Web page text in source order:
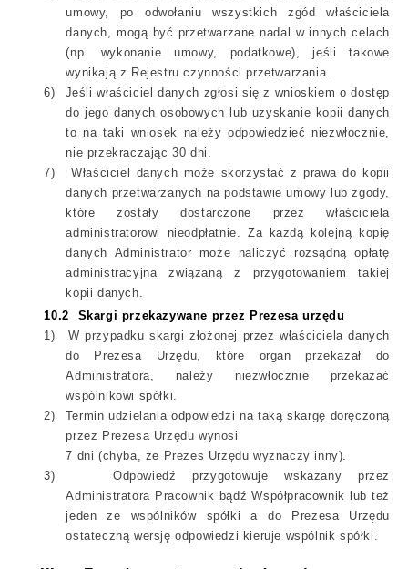
umowy, po odwołaniu wszystkich zgód właściciela
danych, mogą być przetwarzane nadal w innych celach
(np. wykonanie umowy, podatkowe), jeśli takowe
wynikają z Rejestru czynności przetwarzania.
6)
Jeśli właściciel danych zgłosi się z wnioskiem o dostęp
do jego danych osobowych lub uzyskanie kopii danych
to na taki wniosek należy odpowiedzieć niezwłocznie,
nie przekraczając 30 dni.
7)
Właściciel danych może skorzystać z prawa do kopii
danych przetwarzanych na podstawie umowy lub zgody,
które zostały dostarczone przez właściciela
administratorowi nieodpłatnie. Za każdą kolejną kopię
danych Administrator może naliczyć rozsądną opłatę
administracyjna związaną z przygotowaniem takiej
kopii danych.
10.2
Skargi przekazywane przez Prezesa urzędu
1)
W przypadku skargi złożonej przez właściciela danych
do Prezesa Urzędu, które organ przekazał do
Administratora, należy niezwłocznie przekazać
wspólnikowi spółki.
2)
Termin udzielania odpowiedzi na taką skargę doręczoną
przez Prezesa Urzędu wynosi
7 dni (chyba, że Prezes Urzędu wyznaczy inny).
3)
Odpowiedź przygotowuje wskazany przez
Administratora Pracownik bądź Współpracownik lub też
jeden ze wspólników spółki a do Prezesa Urzędu
ostateczną wersję odpowiedzi kieruje wspólnik spółki.